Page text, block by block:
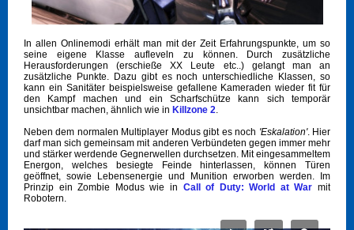
In allen Onlinemodi erhält man mit der Zeit Erfahrungspunkte, um so
seine eigene Klasse aufleveln zu können. Durch zusätzliche
Herausforderungen (erschieße XX Leute etc..) gelangt man an
zusätzliche Punkte. Dazu gibt es noch unterschiedliche Klassen, so
kann ein Sanitäter beispielsweise gefallene Kameraden wieder fit für
den Kampf machen und ein Scharfschütze kann sich temporär
unsichtbar machen, ähnlich wie in Killzone 2.
Neben dem normalen Multiplayer Modus gibt es noch 'Eskalation'. Hier
darf man sich gemeinsam mit anderen Verbündeten gegen immer mehr
und stärker werdende Gegnerwellen durchsetzen. Mit eingesammeltem
Energon, welches besiegte Feinde hinterlassen, können Türen
geöffnet, sowie Lebensenergie und Munition erworben werden. Im
Prinzip ein Zombie Modus wie in Call of Duty: World at War mit
Robotern.